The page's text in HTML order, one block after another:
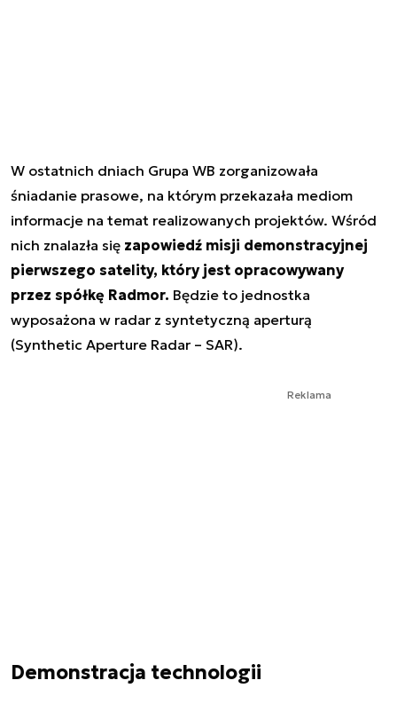
W ostatnich dniach Grupa WB zorganizowała
śniadanie prasowe, na którym przekazała mediom
informacje na temat realizowanych projektów. Wśród
nich znalazła się zapowiedź misji demonstracyjnej
pierwszego satelity, który jest opracowywany
przez spółkę Radmor. Będzie to jednostka
wyposażona w radar z syntetyczną aperturą
(Synthetic Aperture Radar – SAR).
Reklama
Demonstracja technologii